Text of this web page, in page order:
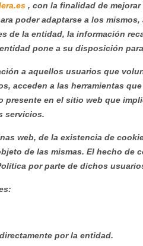
, con la finalidad de
poder adaptarse a los
de la entidad, la información
pone a su disposición
a aquellos usuarios que
acceden a las herramientas
en el sitio web que
servicios.
web, de la existencia de
de las mismas. El hecho de
por parte de dichos
por la entidad.